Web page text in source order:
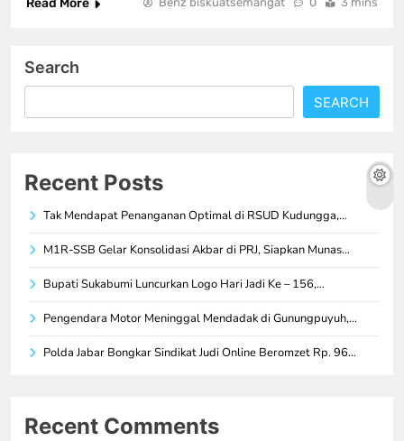
Read More
Search
SEARCH
Recent Posts
Tak Mendapat Penanganan Optimal di RSUD Kudungga,…
M1R-SSB Gelar Konsolidasi Akbar di PRJ, Siapkan Munas…
Bupati Sukabumi Luncurkan Logo Hari Jadi Ke – 156,…
Pengendara Motor Meninggal Mendadak di Gunungpuyuh,…
Polda Jabar Bongkar Sindikat Judi Online Beromzet Rp. 96…
Recent Comments